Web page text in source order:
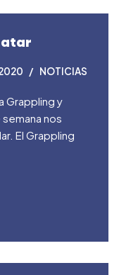
NOTICIAS
Grappling y
nos
El Grappling